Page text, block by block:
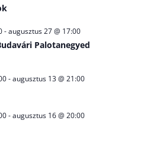
-augusztus 27 @ 17:00
Palotanegyed
-augusztus 13 @ 21:00
-augusztus 16 @ 20:00